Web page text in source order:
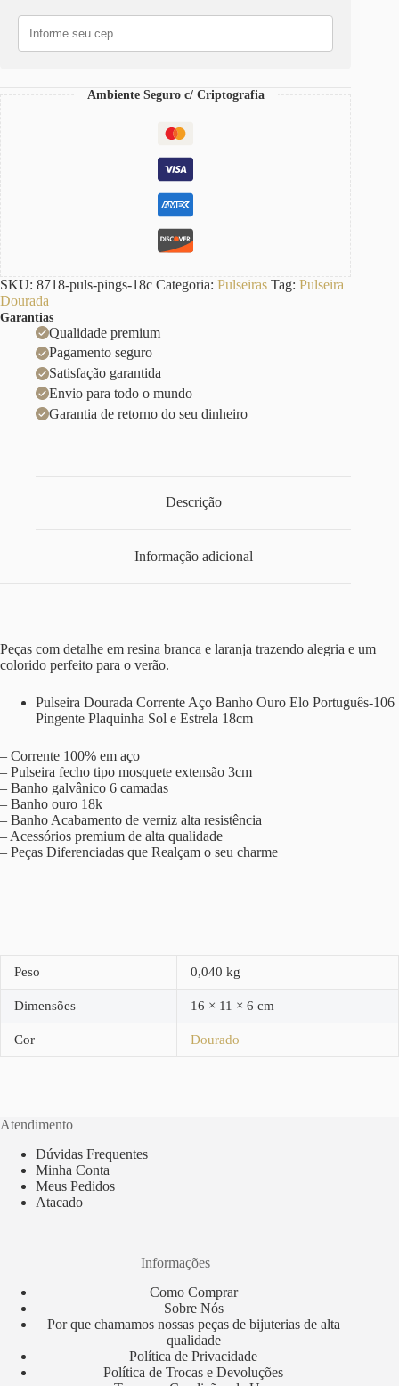
Português-
Pingente
Ambiente Seguro c/ Criptografia
SKU: 8718-puls-pings-18c Categoria: Pulseiras Tag: Pulseira
Dourada
Garantias
Qualidade premium
Pagamento seguro
Satisfação garantida
Envio para todo o mundo
Garantia de retorno do seu dinheiro
Descrição
Informação adicional
Peças com detalhe em resina branca e laranja trazendo alegria e um
colorido perfeito para o verão.
Pulseira Dourada Corrente Aço Banho Ouro Elo Português-106
Pingente Plaquinha Sol e Estrela 18cm
– Corrente 100% em aço
– Pulseira fecho tipo mosquete extensão 3cm
– Banho galvânico 6 camadas
– Banho ouro 18k
– Banho Acabamento de verniz alta resistência
– Acessórios premium de alta qualidade
– Peças Diferenciadas que Realçam o seu charme
Peso 0,040 kg
Dimensões 16 × 11 × 6 cm
Cor Dourado
Atendimento
Dúvidas Frequentes
Minha Conta
Meus Pedidos
Atacado
Informações
Como Comprar
Sobre Nós
Por que chamamos nossas peças de bijuterias de alta
qualidade
Política de Privacidade
Política de Trocas e Devoluções